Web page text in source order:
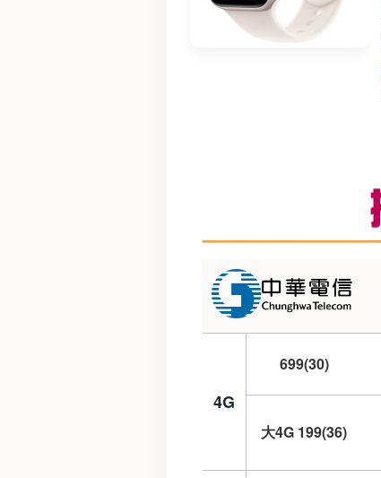
4G
699(30)
大4G 199(36)